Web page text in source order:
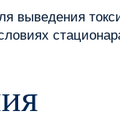
выведения